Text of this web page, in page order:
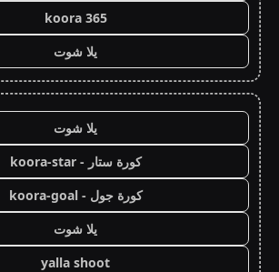
koora 365
يلا شوت
يلا شوت
كورة ستار - koora-star
كورة جول - koora-goal
يلا شوت
yalla shoot